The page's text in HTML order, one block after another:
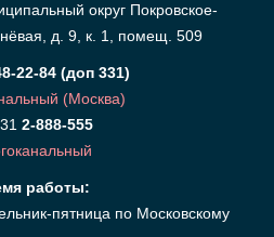
округ Покровское-
д. 9, к. 1, помещ. 509
22-84 (доп 331)
(Москва)
2-888-555
работы:
пятница по Московскому